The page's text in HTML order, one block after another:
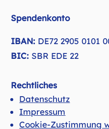
Spendenkonto
IBAN: DE72 2905 0101
BIC: SBR EDE 22
Rechtliches
Datenschutz
Impressum
Cookie-Zustimmung